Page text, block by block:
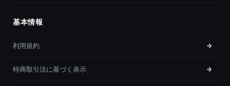
基本情報
利用規約
特商取引法に基づく表示